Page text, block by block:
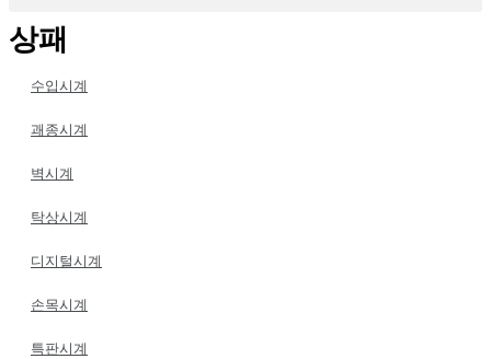
상패
수입시계
괘종시계
벽시계
탁상시계
디지털시계
손목시계
특판시계